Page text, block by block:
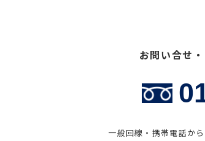
お問い合せ
一般回線・携帯電話か